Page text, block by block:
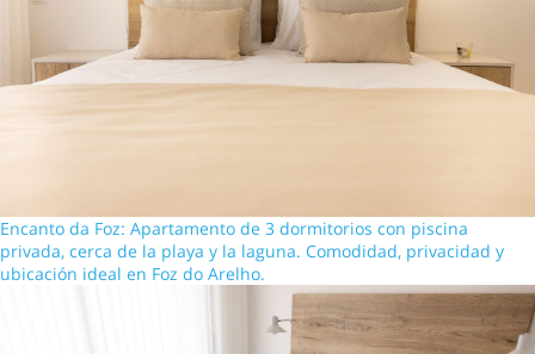
Encanto da Foz: Apartamento de 3 dormitorios con piscina
privada, cerca de la playa y la laguna. Comodidad, privacidad y
ubicación ideal en Foz do Arelho.